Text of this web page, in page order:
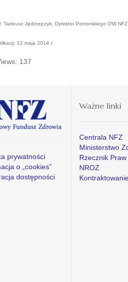
Tadeusz Jędrzejczyk, Dyrektor Pomorskiego OW NFZ
12 maja 2014 r.
137
prywatności
o „cookies”
dostępności
Ważne linki
Centrala NFZ
Ministerstwo
Rzecznik
NROZ